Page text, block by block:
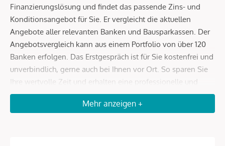
Finanzierungslösung und findet das passende Zins- und
Konditionsangebot für Sie. Er vergleicht die aktuellen
Angebote aller relevanten Banken und Bausparkassen. Der
Angebotsvergleich kann aus einem Portfolio von über 120
Banken erfolgen. Das Erstgespräch ist für Sie kostenfrei und
unverbindlich, gerne auch bei Ihnen vor Ort. So sparen Sie
Ihre wertvolle Zeit und erhalten eine professionelle und
unabhängige Finanzierungslösung vom Spezialisten.
Sprechen Sie uns wegen eines Termins gerne an!
Mehr anzeigen +